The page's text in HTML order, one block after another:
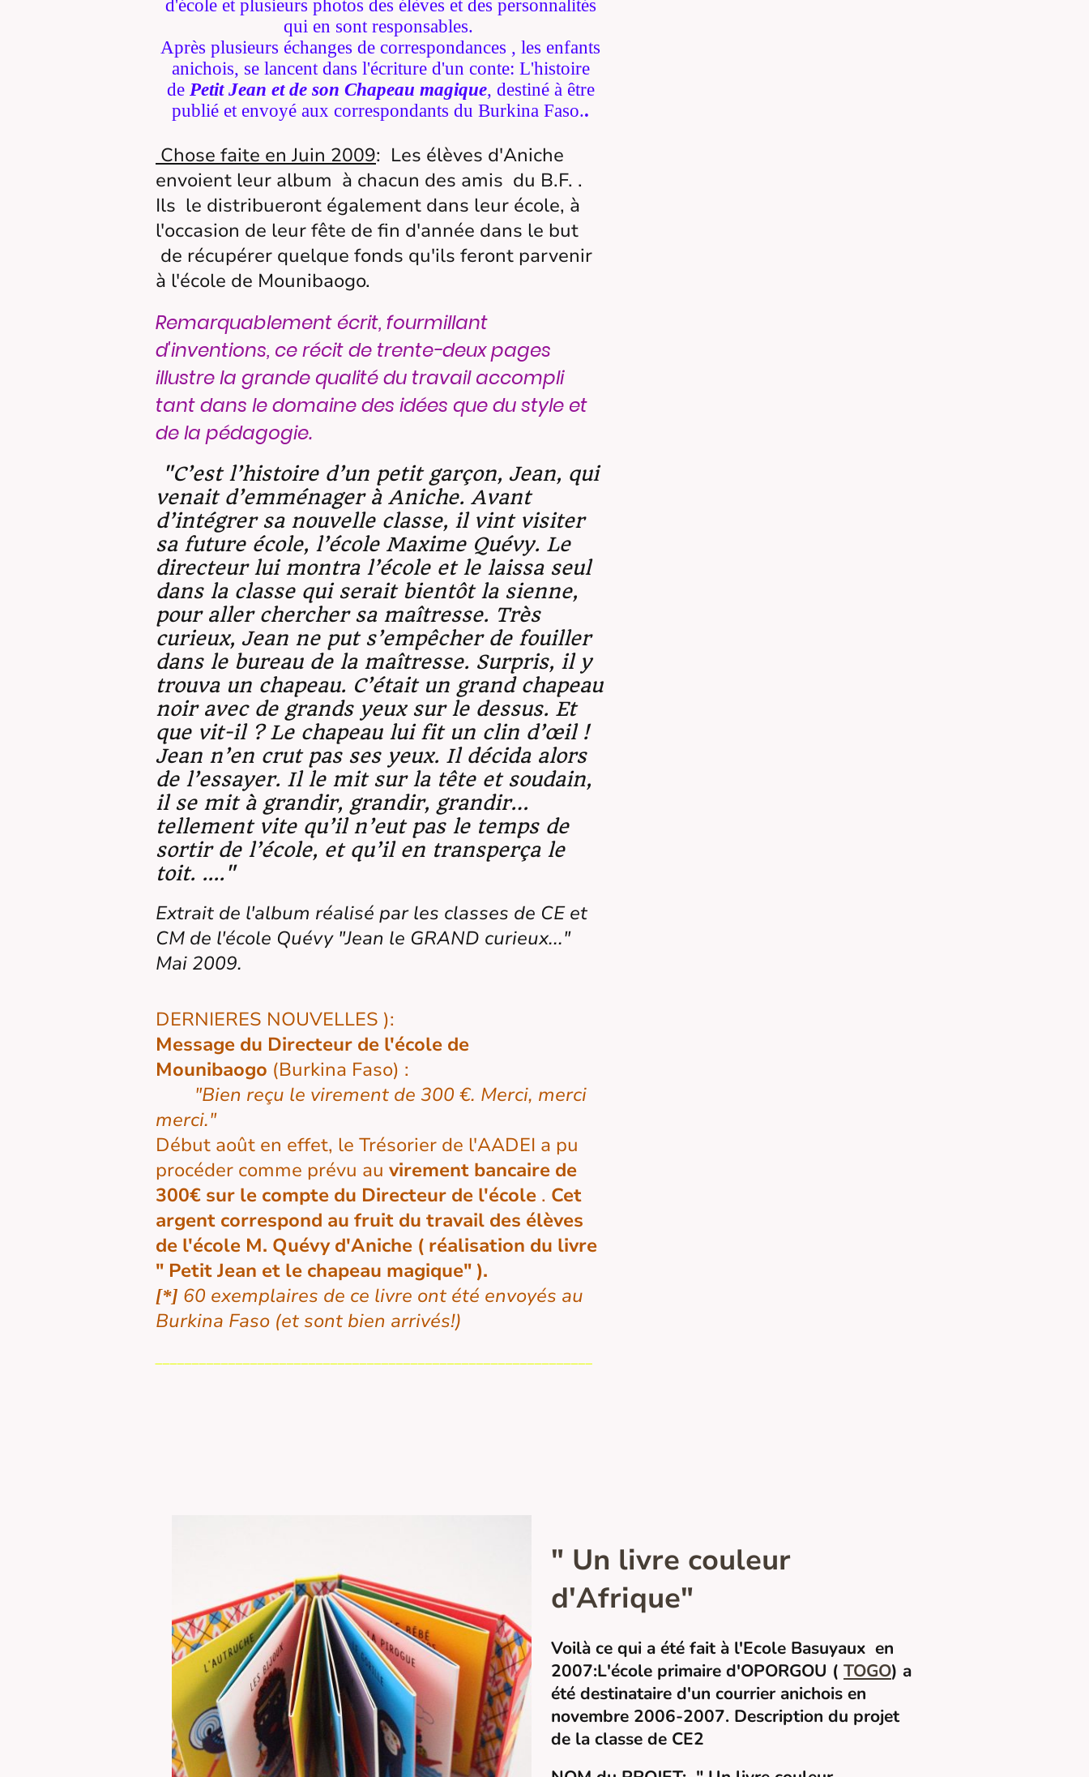
d'école et plusieurs photos des élèves et des personnalités
qui en sont responsables.
Après plusieurs échanges de correspondances , les enfants
anichois, se lancent dans l'écriture d'un conte: L'histoire
de Petit Jean et de son Chapeau magique, destiné à être
publié et envoyé aux correspondants du Burkina Faso..
Chose faite en Juin 2009: Les élèves d'Aniche
envoient leur album à chacun des amis du B.F. .
Ils le distribueront également dans leur école, à
l'occasion de leur fête de fin d'année dans le but
de récupérer quelque fonds qu'ils feront parvenir
à l'école de Mounibaogo.
Remarquablement écrit, fourmillant
d'inventions, ce récit de trente-deux pages
illustre la grande qualité du travail accompli
tant dans le domaine des idées que du style et
de la pédagogie.
"C’est l’histoire d’un petit garçon, Jean, qui
venait d’emménager à Aniche. Avant
d’intégrer sa nouvelle classe, il vint visiter
sa future école, l’école Maxime Quévy. Le
directeur lui montra l’école et le laissa seul
dans la classe qui serait bientôt la sienne,
pour aller chercher sa maîtresse. Très
curieux, Jean ne put s’empêcher de fouiller
dans le bureau de la maîtresse. Surpris, il y
trouva un chapeau. C’était un grand chapeau
noir avec de grands yeux sur le dessus. Et
que vit-il ? Le chapeau lui fit un clin d’œil !
Jean n’en crut pas ses yeux. Il décida alors
de l’essayer. Il le mit sur la tête et soudain,
il se mit à grandir, grandir, grandir…
tellement vite qu’il n’eut pas le temps de
sortir de l’école, et qu’il en transperça le
toit. ...."
Extrait de l'album réalisé par les classes de CE et
CM de l'école Quévy "Jean le GRAND curieux..."
Mai 2009.
DERNIERES NOUVELLES ):
Message du Directeur de l'école de
Mounibaogo (Burkina Faso) :
"Bien reçu le virement de 300 €. Merci, merci
merci."
Début août en effet, le Trésorier de l'AADEI a pu
procéder comme prévu au virement bancaire de
300€ sur le compte du Directeur de l'école . Cet
argent correspond au fruit du travail des élèves
de l'école M. Quévy d'Aniche ( réalisation du livre
" Petit Jean et le chapeau magique" ).
[*] 60 exemplaires de ce livre ont été envoyés au
Burkina Faso (et sont bien arrivés!)
____________________________________________________________
" Un livre couleur
d'Afrique"
Voilà ce qui a été fait à l'Ecole Basuyaux en
2007:L'école primaire d'OPORGOU ( TOGO) a
été destinataire d'un courrier anichois en
novembre 2006-2007. Description du projet
de la classe de CE2